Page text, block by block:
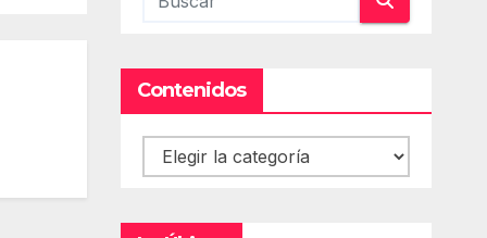
Contenidos
Contenidos